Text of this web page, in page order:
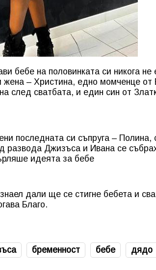
бебе на половинката си никога
– Христина, едно момченце от
след сватбата, и един син от
последната си съпруга – Полина,
развода Джизъса и Ивана се
идеята за бебе
дали ще се стигне бебета и
Благо.
бременност бебе дядо